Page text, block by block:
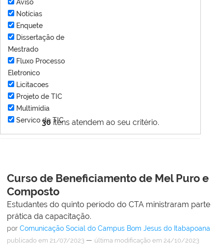
30 itens atendem ao seu critério.
Aviso
Notícias
Enquete
Dissertação de
Mestrado
Fluxo Processo
Eletronico
Licitacoes
Projeto de TIC
Multimídia
Servico de TIC
Curso de Beneficiamento de Mel Puro e
Composto
Estudantes do quinto período do CTA ministraram parte
prática da capacitação.
por Comunicação Social do Campus Bom Jesus do Itabapoana
publicado em 21/07/2023 — última modificação em 24/10/2023